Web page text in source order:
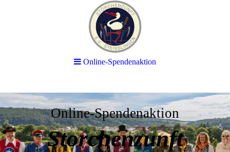
Online-Spendenaktion
Storchenzunft
Online-Spendenaktion